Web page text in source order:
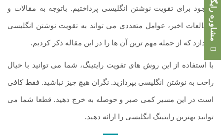
موجود برای تقویت نوشتن انگلیسی پرداختیم. باتوجه به مقالات و
مطالعات اخیر، عوامل متعددی می تواند به تقویت نوشتن انگلیسی
بپردازد که از جمله مهم ترین آن ها را در این مقاله ذکر کردیم.
با استفاده از این روش های تقویت رایتینگ، شما می توانید با خیال
راحت به نوشتن انگلیسی بپردازید. نگران هیچ چیز نباشید. فقط کافی
است در این مسیر کمی صبر و حوصله به خرج دهید. قطعا شما می
توانید بهترین رایتینگ انگلیسی را ارائه دهید.
مشاوره رایگان